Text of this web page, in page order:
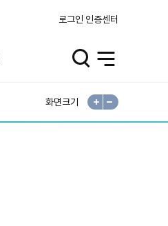
로그인 인증센터
검
색
전
체
화면크기
확
대
축
소